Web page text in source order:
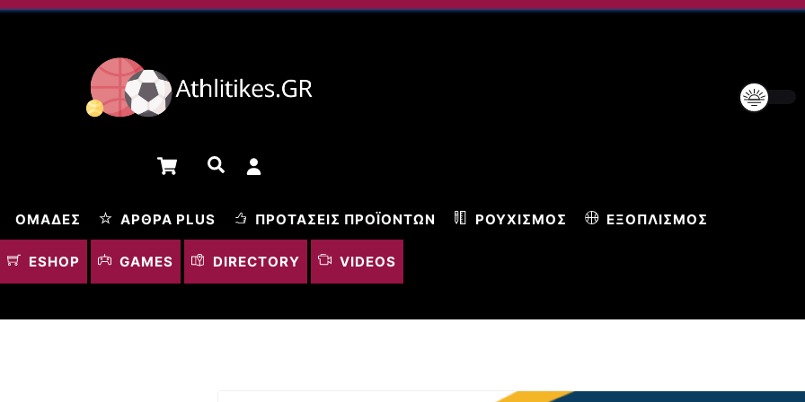
Cart Αναζήτηση
ΟΜΆΔΕΣ ΆΡΘΡΑ PLUS ΠΡΟΤΆΣΕΙΣ ΠΡΟΪΌΝΤΩΝ ΡΟΥΧΙΣΜΌΣ ΕΞΟΠΛΙΣΜΌΣ
ESHOP GAMES DIRECTORY VIDEOS